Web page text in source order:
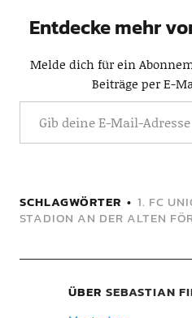
Entdecke mehr
Melde dich für ein
Beiträge per E-
SCHLAGWÖRTER 1. FC
STADION AN DER ALTEN
ÜBER SEBASTIAN